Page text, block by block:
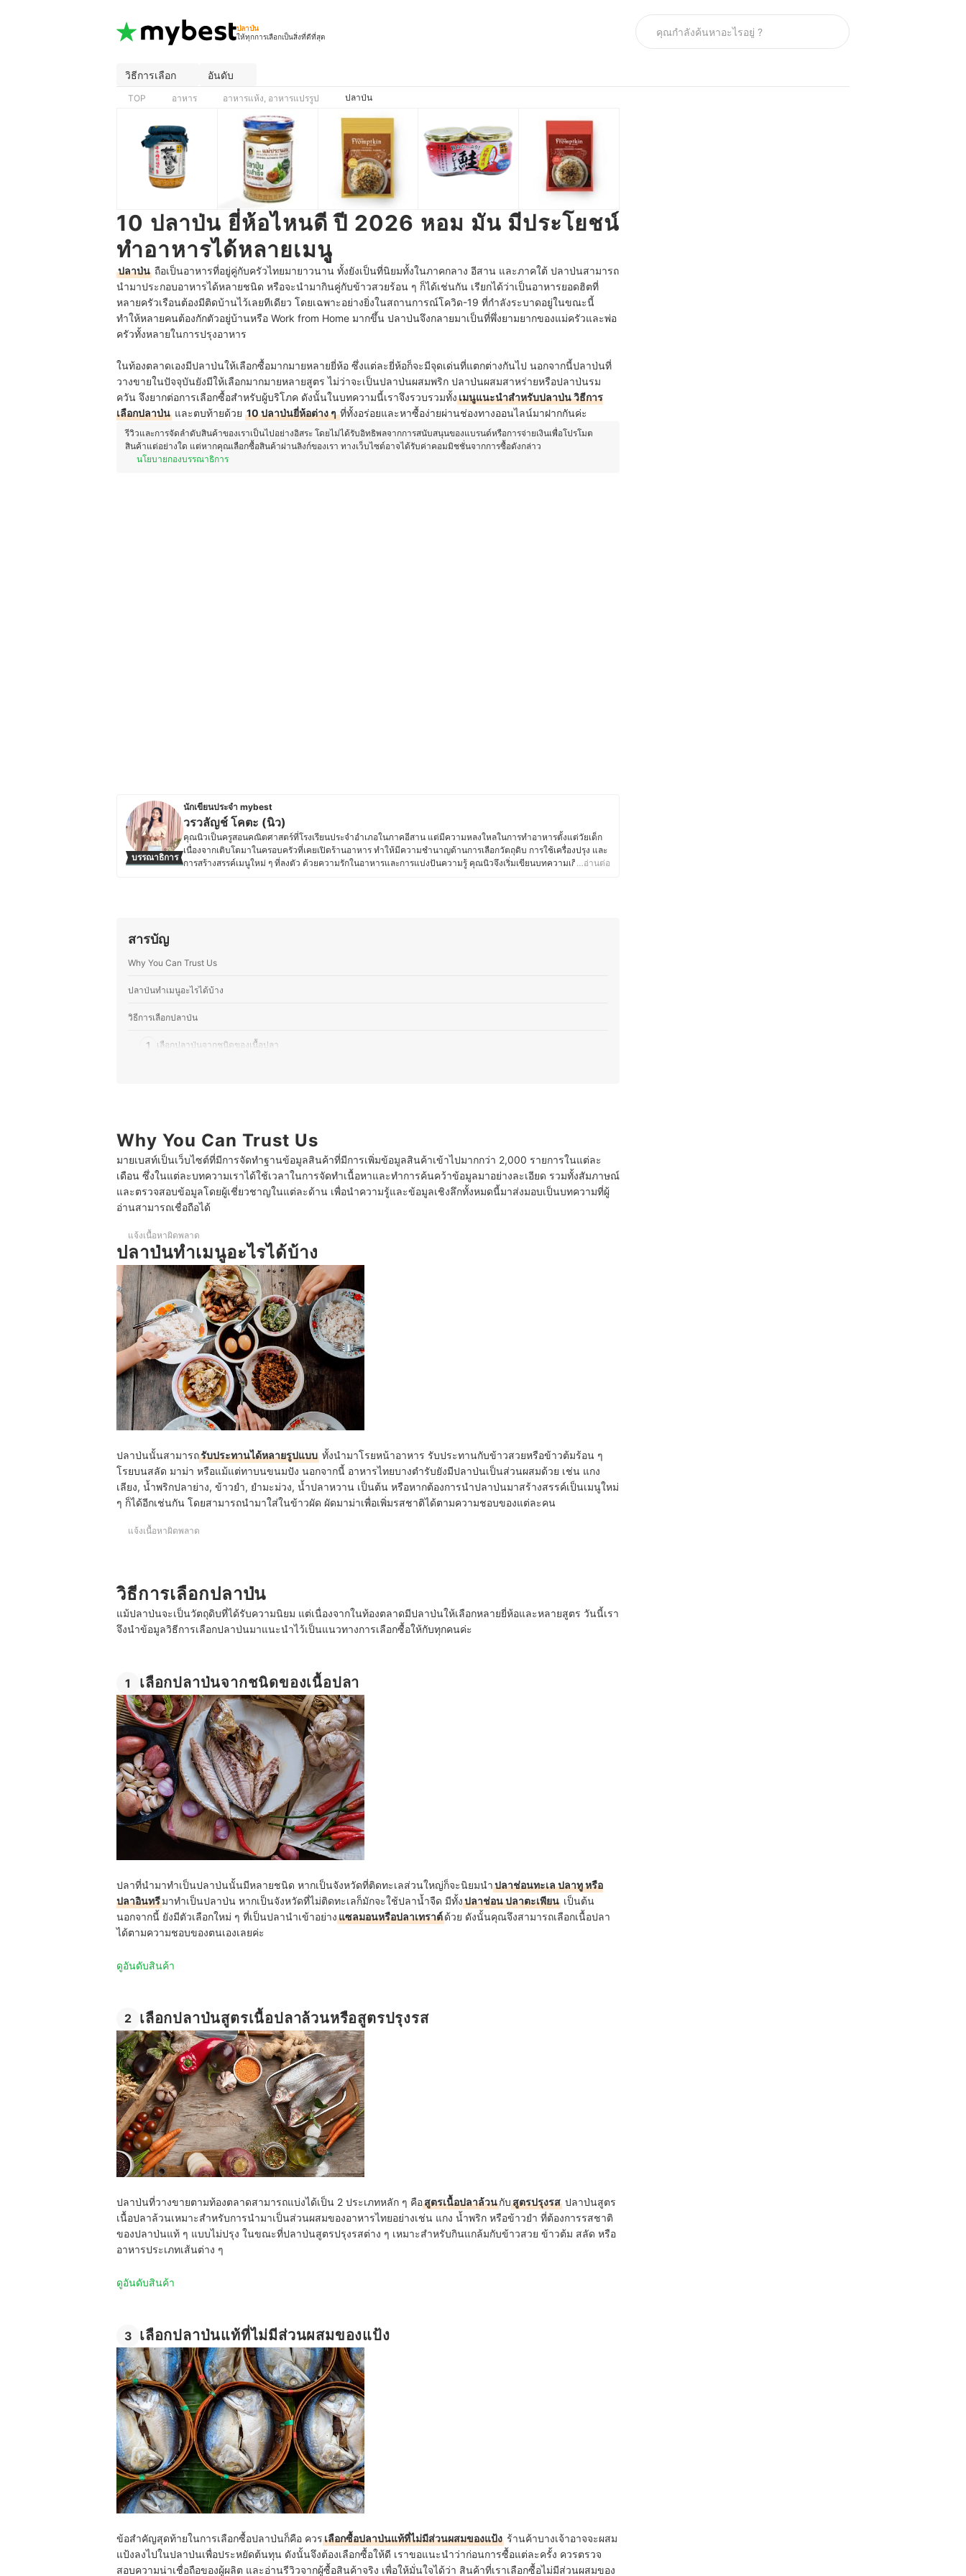
ปลาป่น
ให้ทุกการเลือกเป็นสิ่งที่ดีที่สุด
วิธีการเลือก อันดับ
TOP อาหาร อาหารแห้ง, อาหารแปรรูป ปลาป่น
10 ปลาป่น ยี่ห้อไหนดี ปี 2026 หอม มัน มีประโยชน์
ทำอาหารได้หลายเมนู
ปลาป่น ถือเป็นอาหารที่อยู่คู่กับครัวไทยมายาวนาน ทั้งยังเป็นที่นิยมทั้งในภาคกลาง อีสาน และภาคใต้ ปลาป่นสามารถ
นำมาประกอบอาหารได้หลายชนิด หรือจะนำมากินคู่กับข้าวสวยร้อน ๆ ก็ได้เช่นกัน เรียกได้ว่าเป็นอาหารยอดฮิตที่
หลายครัวเรือนต้องมีติดบ้านไว้เลยทีเดียว โดยเฉพาะอย่างยิ่งในสถานการณ์โควิด-19 ที่กำลังระบาดอยู่ในขณะนี้
ทำให้หลายคนต้องกักตัวอยู่บ้านหรือ Work from Home มากขึ้น ปลาป่นจึงกลายมาเป็นที่พึ่งยามยากของแม่ครัวและพ่อ
ครัวทั้งหลายในการปรุงอาหาร
ในท้องตลาดเองมีปลาป่นให้เลือกซื้อมากมายหลายยี่ห้อ ซึ่งแต่ละยี่ห้อก็จะมีจุดเด่นที่แตกต่างกันไป นอกจากนี้ปลาป่นที่
วางขายในปัจจุบันยังมีให้เลือกมากมายหลายสูตร ไม่ว่าจะเป็นปลาป่นผสมพริก ปลาป่นผสมสาหร่ายหรือปลาป่นรม
ควัน จึงยากต่อการเลือกซื้อสำหรับผู้บริโภค ดังนั้นในบทความนี้เราจึงรวบรวมทั้งเมนูแนะนำสำหรับปลาป่น วิธีการ
เลือกปลาป่น และตบท้ายด้วย 10 ปลาป่นยี่ห้อต่าง ๆที่ทั้งอร่อยและหาซื้อง่ายผ่านช่องทางออนไลน์มาฝากกันค่ะ
รีวิวและการจัดลำดับสินค้าของเราเป็นไปอย่างอิสระ โดยไม่ได้รับอิทธิพลจากการสนับสนุนของแบรนด์หรือการจ่ายเงินเพื่อโปรโมต
สินค้าแต่อย่างใด แต่หากคุณเลือกซื้อสินค้าผ่านลิงก์ของเรา ทางเว็บไซต์อาจได้รับค่าคอมมิชชั่นจากการซื้อดังกล่าว
นโยบายกองบรรณาธิการ
บรรณาธิการ
นักเขียนประจำ mybest
วรวลัญช์ โคตะ (นิว)
คุณนิวเป็นครูสอนคณิตศาสตร์ที่โรงเรียนประจำอำเภอในภาคอีสาน แต่มีความหลงใหลในการทำอาหารตั้งแต่วัยเด็ก
เนื่องจากเติบโตมาในครอบครัวที่เคยเปิดร้านอาหาร ทำให้มีความชำนาญด้านการเลือกวัตถุดิบ การใช้เครื่องปรุง และ
การสร้างสรรค์เมนูใหม่ ๆ ที่ลงตัว ด้วยความรักในอาหารและการแบ่งปันความรู้ คุณนิวจึงเริ่มเขียนบทความเกี่ยวกับ
…อ่านต่อ
สารบัญ
Why You Can Trust Us
ปลาป่นทําเมนูอะไรได้บ้าง
วิธีการเลือกปลาป่น
1 เลือกปลาป่นจากชนิดของเนื้อปลา
10 ปลาป่น ยี่ห้อไหนดี หอม มัน มีประโยชน์ ทำอาหารได้หลายเมนู
Why You Can Trust Us
มายเบสท์เป็นเว็บไซต์ที่มีการจัดทำฐานข้อมูลสินค้าที่มีการเพิ่มข้อมูลสินค้าเข้าไปมากกว่า 2,000 รายการในแต่ละ
เดือน ซึ่งในแต่ละบทความเราได้ใช้เวลาในการจัดทำเนื้อหาและทำการค้นคว้าข้อมูลมาอย่างละเอียด รวมทั้งสัมภาษณ์
และตรวจสอบข้อมูลโดยผู้เชี่ยวชาญในแต่ละด้าน เพื่อนำความรู้และข้อมูลเชิงลึกทั้งหมดนี้มาส่งมอบเป็นบทความที่ผู้
อ่านสามารถเชื่อถือได้
แจ้งเนื้อหาผิดพลาด
ปลาป่นทําเมนูอะไรได้บ้าง
ปลาป่นนั้นสามารถรับประทานได้หลายรูปแบบ ทั้งนำมาโรยหน้าอาหาร รับประทานกับข้าวสวยหรือข้าวต้มร้อน ๆ
โรยบนสลัด มาม่า หรือแม้แต่ทาบนขนมปัง นอกจากนี้ อาหารไทยบางตำรับยังมีปลาป่นเป็นส่วนผสมด้วย เช่น แกง
เลียง, น้ำพริกปลาย่าง, ข้าวยำ, ยำมะม่วง, น้ำปลาหวาน เป็นต้น หรือหากต้องการนำปลาป่นมาสร้างสรรค์เป็นเมนูใหม่
ๆ ก็ได้อีกเช่นกัน โดยสามารถนำมาใส่ในข้าวผัด ผัดมาม่าเพื่อเพิ่มรสชาติได้ตามความชอบของแต่ละคน
แจ้งเนื้อหาผิดพลาด
วิธีการเลือกปลาป่น
แม้ปลาป่นจะเป็นวัตถุดิบที่ได้รับความนิยม แต่เนื่องจากในท้องตลาดมีปลาป่นให้เลือกหลายยี่ห้อและหลายสูตร วันนี้เรา
จึงนำข้อมูลวิธีการเลือกปลาป่นมาแนะนำไว้เป็นแนวทางการเลือกซื้อให้กับทุกคนค่ะ
1 เลือกปลาป่นจากชนิดของเนื้อปลา
ปลาที่นำมาทำเป็นปลาป่นนั้นมีหลายชนิด หากเป็นจังหวัดที่ติดทะเลส่วนใหญ่ก็จะนิยมนำปลาช่อนทะเล ปลาทู หรือ
ปลาอินทรีมาทำเป็นปลาป่น หากเป็นจังหวัดที่ไม่ติดทะเลก็มักจะใช้ปลาน้ำจืด มีทั้งปลาช่อน ปลาตะเพียน เป็นต้น
นอกจากนี้ ยังมีตัวเลือกใหม่ ๆ ที่เป็นปลานำเข้าอย่างแซลมอนหรือปลาเทราต์ด้วย ดังนั้นคุณจึงสามารถเลือกเนื้อปลา
ได้ตามความชอบของตนเองเลยค่ะ
ดูอันดับสินค้า
2 เลือกปลาป่นสูตรเนื้อปลาล้วนหรือสูตรปรุงรส
ปลาป่นที่วางขายตามท้องตลาดสามารถแบ่งได้เป็น 2 ประเภทหลัก ๆ คือสูตรเนื้อปลาล้วนกับสูตรปรุงรส ปลาป่นสูตร
เนื้อปลาล้วนเหมาะสำหรับการนำมาเป็นส่วนผสมของอาหารไทยอย่างเช่น แกง น้ำพริก หรือข้าวยำ ที่ต้องการรสชาติ
ของปลาป่นแท้ ๆ แบบไม่ปรุง ในขณะที่ปลาป่นสูตรปรุงรสต่าง ๆ เหมาะสำหรับกินแกล้มกับข้าวสวย ข้าวต้ม สลัด หรือ
อาหารประเภทเส้นต่าง ๆ
ดูอันดับสินค้า
3 เลือกปลาป่นแท้ที่ไม่มีส่วนผสมของแป้ง
ข้อสำคัญสุดท้ายในการเลือกซื้อปลาป่นก็คือ ควรเลือกซื้อปลาป่นแท้ที่ไม่มีส่วนผสมของแป้ง ร้านค้าบางเจ้าอาจจะผสม
แป้งลงไปในปลาป่นเพื่อประหยัดต้นทุน ดังนั้นจึงต้องเลือกซื้อให้ดี เราขอแนะนำว่าก่อนการซื้อแต่ละครั้ง ควรตรวจ
สอบความน่าเชื่อถือของผู้ผลิต และอ่านรีวิวจากผู้ซื้อสินค้าจริง เพื่อให้มั่นใจได้ว่า สินค้าที่เราเลือกซื้อไม่มีส่วนผสมของ